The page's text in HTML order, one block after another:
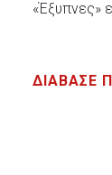
«Έξυπνες»
ΔΙΑΒΑΣΕ